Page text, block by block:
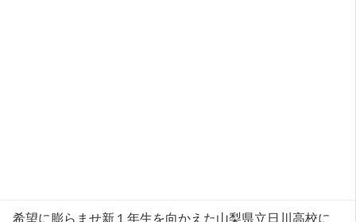
希望に膨らませ新１年生を向かえた山梨県立日川高校に